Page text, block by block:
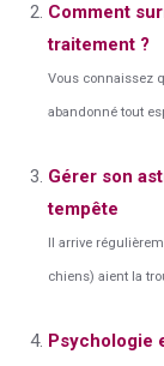
Comment
traitement ?
Vous connaissez
abandonné tout
Gérer son
tempête
Il arrive
chiens) aient la
Psychologie